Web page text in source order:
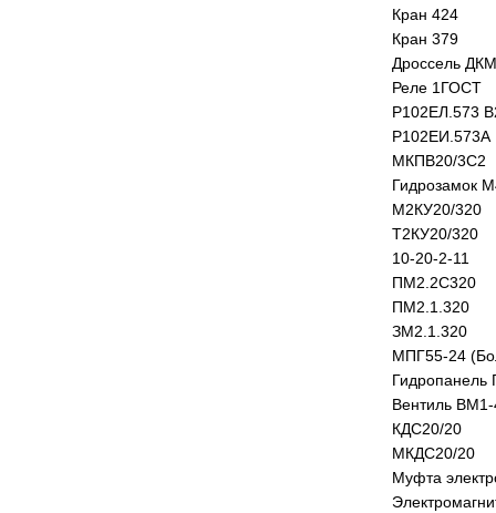
Кран 424
Кран 379
Дроссель
Реле 1ГОСТ
Р102ЕЛ.573
Р102ЕИ.573А
МКПВ20/3С2
Гидрозамок
М2КУ20/320
Т2КУ20/320
10-20-2-11
ПМ2.2С320
ПМ2.1.320
ЗМ2.1.320
МПГ55-24
Гидропанель
Вентиль
КДС20/20
МКДС20/20
Муфта